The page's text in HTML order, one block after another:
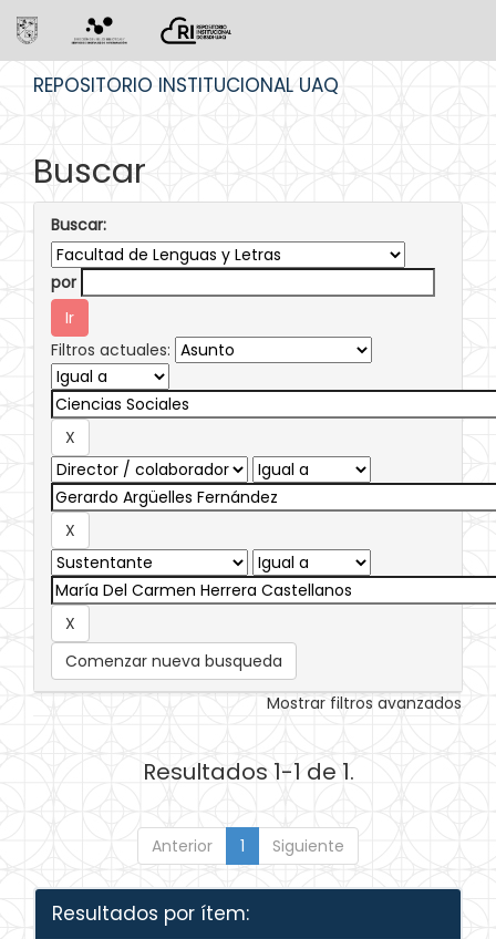
REPOSITORIO INSTITUCIONAL UAQ
Buscar
Buscar:
por
Filtros actuales:
Comenzar nueva busqueda
Mostrar filtros avanzados
Resultados 1-1 de 1.
Anterior 1 Siguiente
Resultados por ítem: